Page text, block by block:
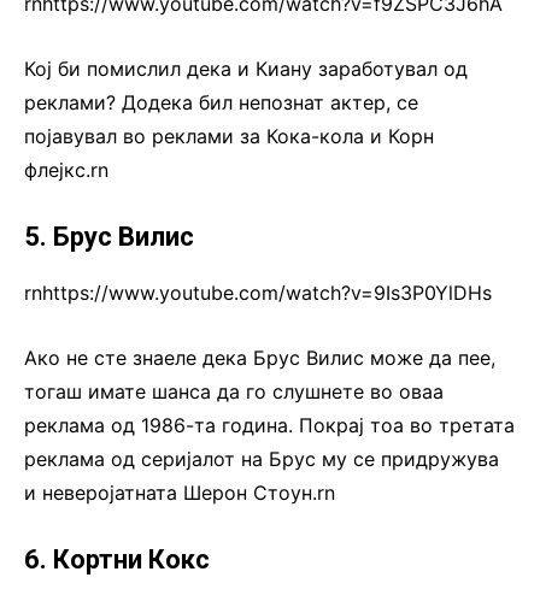
Кој би помислил дека и Киану заработувал од
реклами? Додека бил непознат актер, се
појавувал во реклами за Кока-кола и Корн
флејкс.rn
5. Брус Вилис
rnhttps://www.youtube.com/watch?v=9Is3P0YlDHs
Ако не сте знаеле дека Брус Вилис може да пее,
тогаш имате шанса да го слушнете во оваа
реклама од 1986-та година. Покрај тоа во третата
реклама од серијалот на Брус му се придружува
и неверојатната Шерон Стоун.rn
6. Кортни Кокс